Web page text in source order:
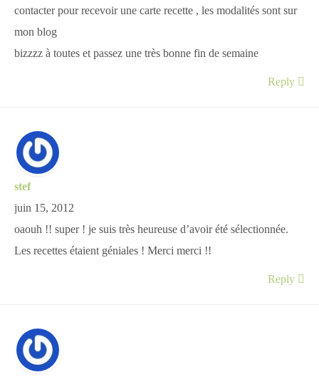
contacter pour recevoir une carte recette , les modalités sont sur
mon blog
bizzzz à toutes et passez une très bonne fin de semaine
Reply
stef
juin 15, 2012
oaouh !! super ! je suis très heureuse d’avoir été sélectionnée.
Les recettes étaient géniales ! Merci merci !!
Reply